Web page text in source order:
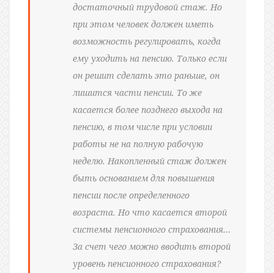
достаточный трудовой стаж. Но
при этом человек должен иметь
возможность регулировать, когда
ему уходить на пенсию. Только если
он решит сделать это раньше, он
лишится части пенсии. То же
касается более позднего выхода на
пенсию, в том числе при условии
работы не на полную рабочую
неделю. Накопленный стаж должен
быть основанием для повышения
пенсии после определенного
возраста. Но что касается второй
системы пенсионного страхования…
За счет чего можно вводить второй
уровень пенсионного страхования?